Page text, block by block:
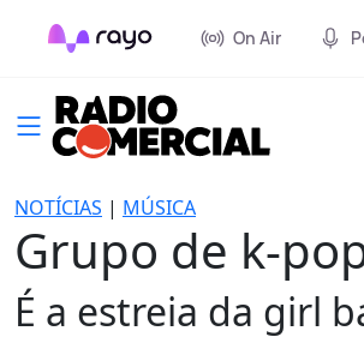
On Air
NOTÍCIAS | MÚSICA
Grupo de k-
É a estreia da girl